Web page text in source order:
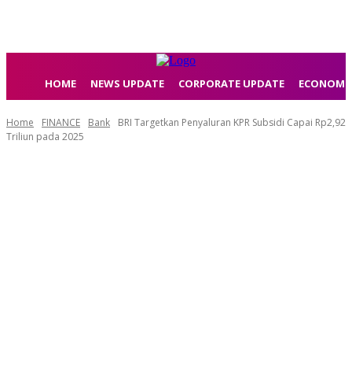
HOME NEWS UPDATE CORPORATE UPDATE
Home FINANCE Bank
BRI Targetkan Penyaluran KPR Subsidi Capai Rp2,92
Triliun pada 2025